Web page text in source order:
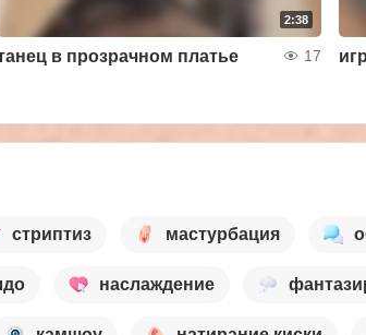
2:38
в прозрачном платье 17
стриптиз мастурбация
наслаждение